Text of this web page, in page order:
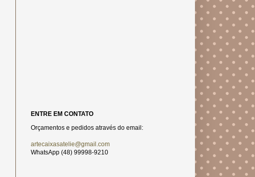
ENTRE EM CONTATO
Orçamentos e pedidos através do email:
artecaixasatelie@gmail.com
WhatsApp (48) 99998-9210